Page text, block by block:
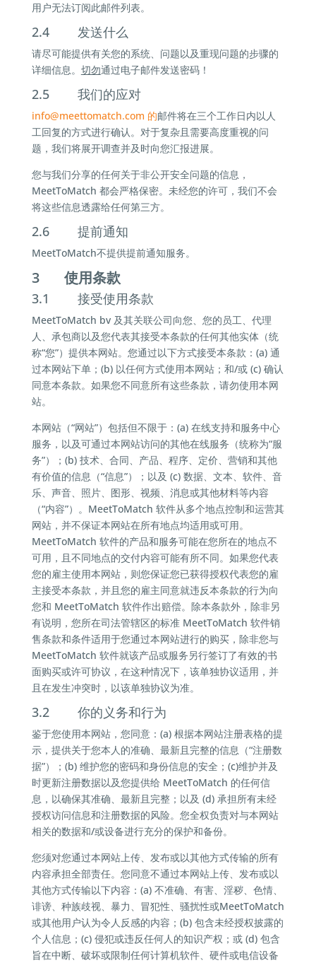
用户无法订阅此邮件列表。
2.4 发送什么
请尽可能提供有关您的系统、问题以及重现问题的步骤的
详细信息。 切勿通过电子邮件发送密码！
2.5 我们的应对
info@meettomatch.com 的邮件将在三个工作日内以人
工回复的方式进行确认。对于复杂且需要高度重视的问
题，我们将展开调查并及时向您汇报进展。
您与我们分享的任何关于非公开安全问题的信息，
MeetToMatch 都会严格保密。未经您的许可，我们不会
将这些信息透露给任何第三方。
2.6 提前通知
MeetToMatch不提供提前通知服务。
3 使用条款
3.1 接受使用条款
MeetToMatch bv 及其关联公司向您、您的员工、代理
人、承包商以及您代表其接受本条款的任何其他实体（统
称“您”）提供本网站。您通过以下方式接受本条款：(a) 通
过本网站下单；(b) 以任何方式使用本网站；和/或 (c) 确认
同意本条款。如果您不同意所有这些条款，请勿使用本网
站。
本网站（“网站”）包括但不限于：(a) 在线支持和服务中心
服务，以及可通过本网站访问的其他在线服务（统称为“服
务”）；(b) 技术、合同、产品、程序、定价、营销和其他
有价值的信息（“信息”）；以及 (c) 数据、文本、软件、音
乐、声音、照片、图形、视频、消息或其他材料等内容
（“内容”）。MeetToMatch 软件从多个地点控制和运营其
网站，并不保证本网站在所有地点均适用或可用。
MeetToMatch 软件的产品和服务可能在您所在的地点不
可用，且不同地点的交付内容可能有所不同。如果您代表
您的雇主使用本网站，则您保证您已获得授权代表您的雇
主接受本条款，并且您的雇主同意就违反本条款的行为向
您和 MeetToMatch 软件作出赔偿。除本条款外，除非另
有说明，您所在司法管辖区的标准 MeetToMatch 软件销
售条款和条件适用于您通过本网站进行的购买，除非您与
MeetToMatch 软件就该产品或服务另行签订了有效的书
面购买或许可协议，在这种情况下，该单独协议适用，并
且在发生冲突时，以该单独协议为准。
3.2 你的义务和行为
鉴于您使用本网站，您同意：(a) 根据本网站注册表格的提
示，提供关于您本人的准确、最新且完整的信息（“注册数
据”）；(b) 维护您的密码和身份信息的安全；(c)维护并及
时更新注册数据以及您提供给 MeetToMatch 的任何信
息，以确保其准确、最新且完整；以及 (d) 承担所有未经
授权访问信息和注册数据的风险。您全权负责对与本网站
相关的数据和/或设备进行充分的保护和备份。
您须对您通过本网站上传、发布或以其他方式传输的所有
内容承担全部责任。您同意不通过本网站上传、发布或以
其他方式传输以下内容：(a) 不准确、有害、淫秽、色情、
诽谤、种族歧视、暴力、冒犯性、骚扰性或MeetToMatch
或其他用户认为令人反感的内容；(b) 包含未经授权披露的
个人信息；(c) 侵犯或违反任何人的知识产权；或 (d) 包含
旨在中断、破坏或限制任何计算机软件、硬件或电信设备